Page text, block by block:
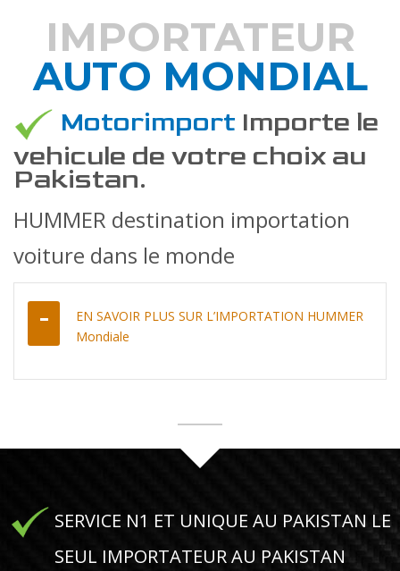
DÉCOUVREZ COMMENT
IMPORTATEUR
AUTO MONDIAL
Motorimport Importe le
vehicule de votre choix au
Pakistan.
HUMMER destination importation
voiture dans le monde
EN SAVOIR PLUS SUR L’IMPORTATION HUMMER
Mondiale
SERVICE N1 ET UNIQUE AU PAKISTAN LE
SEUL IMPORTATEUR AU PAKISTAN